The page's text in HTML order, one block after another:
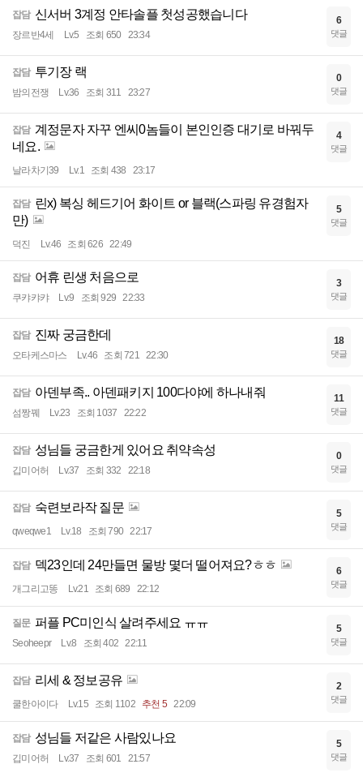
잡담 신서버 3계정 안타솔플 첫성공했습니다
장르반4세 Lv.5 조회 650 23:34
6
댓글
잡담 투기장 랙
밤의전쟁 Lv.36 조회 311 23:27
0
댓글
잡담 계정문자 자꾸 엔씨0놈들이 본인인증 대기로 바꿔두
네요.
날라차기39 Lv.1 조회 438 23:17
4
댓글
잡담 린x) 복싱 헤드기어 화이트 or 블랙(스파링 유경험자
만)
덕진 Lv.46 조회 626 22:49
5
댓글
잡담 어휴 린생 처음으로
쿠캬캬캬 Lv.9 조회 929 22:33
3
댓글
잡담 진짜 궁금한데
오타케스마스 Lv.46 조회 721 22:30
18
댓글
잡담 아덴부족.. 아덴패키지 100다야에 하나내줘
섬짱꿰 Lv.23 조회 1037 22:22
11
댓글
잡담 성님들 궁금한게 있어요 취약속성
깁미어허 Lv.37 조회 332 22:18
0
댓글
잡담 숙련보라작 질문
qweqwe1 Lv.18 조회 790 22:17
5
댓글
잡담 덱23인데 24만들면 물방 몇더 떨어져요?ㅎㅎ
개그리고똥 Lv.21 조회 689 22:12
6
댓글
질문 퍼플 PC미인식 살려주세요 ㅠㅠ
Seoheepr Lv.8 조회 402 22:11
5
댓글
잡담 리세 & 정보공유
쿨한아이다 Lv.15 조회 1102 추천 5 22:09
2
댓글
잡담 성님들 저같은 사람있나요
깁미어허 Lv.37 조회 601 21:57
5
댓글